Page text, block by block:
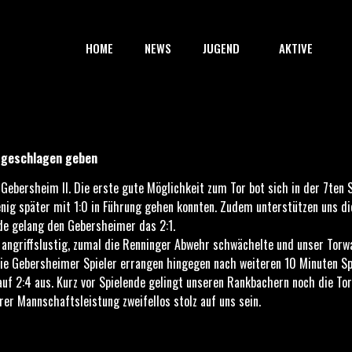
HOME NEWS JUGEND AKTIVE
geben
II. Die erste gute Möglichkeit zum Tor bot sich in der 7ten
später mit 1:0 in Führung gehen konnten. Zudem unterstützen uns
gelang den Gebersheimer das 2:1.
zumal die Renninger Abwehr schwächelte und unser
Spieler errangen hingegen nach weiteren 10 Minuten
2:4 aus. Kurz vor Spielende gelingt unseren Rankbachern noch die
Mannschaftsleistung zweifellos stolz auf uns sein.